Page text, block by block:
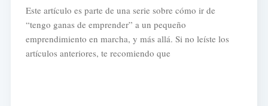
Este artículo es parte de una serie sobre cómo ir de
“tengo ganas de emprender” a un pequeño
emprendimiento en marcha, y más allá. Si no leíste los
artículos anteriores, te recomiendo que